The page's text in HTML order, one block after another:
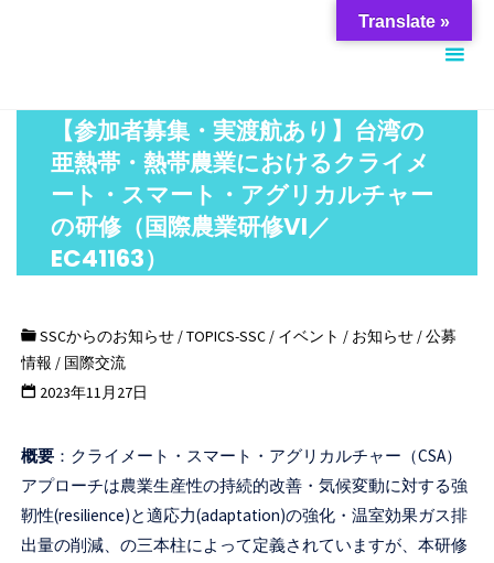
学
デ
ト
サ
ー
ト
セ
ン
【参加者募集・実渡航あり】台湾の
亜熱帯・熱帯農業におけるクライメ
ート・スマート・アグリカルチャー
の研修（国際農業研修VI／
EC41163）
SSCからのお知らせ/TOPICS-SSC/ イベント / お知らせ/公募
情報 / 国際交流
2023年11月27日
概要 ：クライメート・スマート・アグリカルチャー（CSA）
アプローチは農業生産性の持続的改善・気候変動に対する強
靭性(resilience)と適応力(adaptation)の強化・温室効果ガス排
出量の削減、の三本柱によって定義されていますが、本研修
Translate »